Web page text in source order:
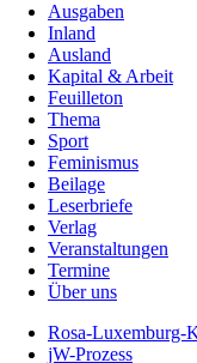
Ausgaben
Inland
Ausland
Kapital & Arbeit
Feuilleton
Thema
Sport
Feminismus
Beilage
Leserbriefe
Verlag
Veranstaltungen
Termine
Über uns
Rosa-Luxemburg-
jW-Prozess